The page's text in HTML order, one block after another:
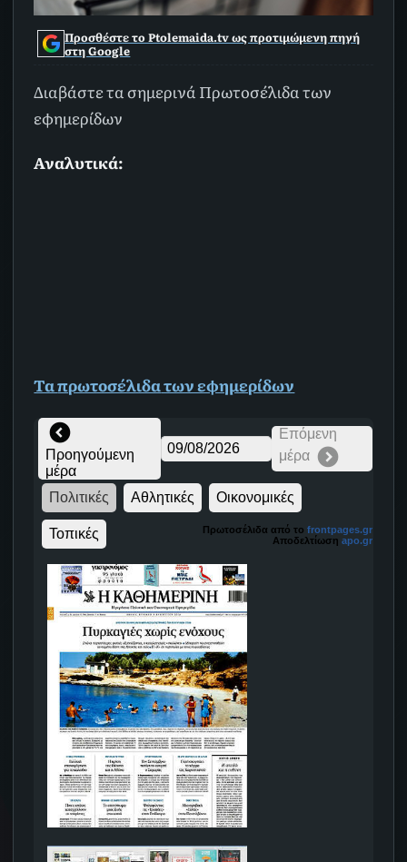
Προσθέστε το Ptolemaida.tv ως προτιμώμενη πηγή
στη Google
Διαβάστε τα σημερινά Πρωτοσέλιδα των
εφημερίδων
Αναλυτικά:
Ταπρωτοσέλιδατων εφημερίδων